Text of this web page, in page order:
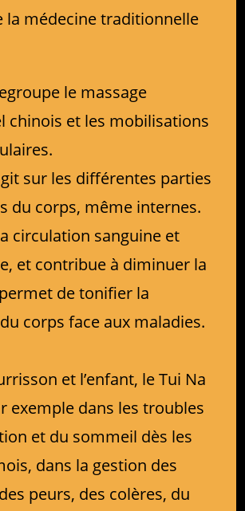
la médecine traditionnelle
le massage
chinois et les mobilisations
sur les différentes parties
du corps, même internes.
circulation sanguine et
et contribue à diminuer la
de tonifier la
corps face aux maladies.
et l’enfant, le Tui Na
exemple dans les troubles
et du sommeil dès les
dans la gestion des
peurs, des colères, du